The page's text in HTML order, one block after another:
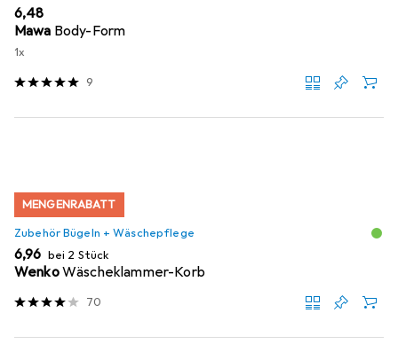
EUR
6,48
Mawa Body-Form
1x
9
MENGENRABATT
Zubehör Bügeln + Wäschepflege
EUR
6,96 bei 2 Stück
WenkoWäscheklammer-Korb
70